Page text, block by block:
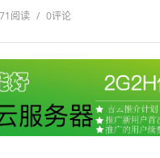
阅读 / 0评论